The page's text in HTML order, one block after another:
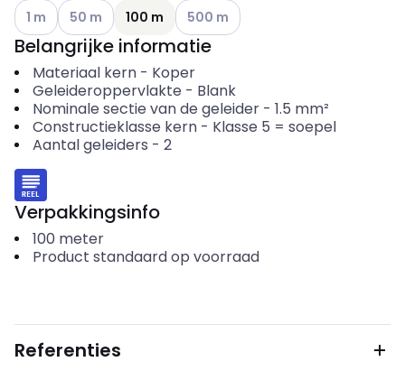
Andere varianten (Huidige combinatie niet mogelijk)
1 m Andere varianten (Huidige combinatie niet mogelijk)
50 m 100 m Andere varianten (Huidige
500 m
Belangrijke informatie
Materiaal kern- Koper
Geleideroppervlakte - Blank
Nominale sectie van de geleider- 1.5 mm²
Constructieklasse kern- Klasse 5 = soepel
Aantal geleiders - 2
Verpakkingsinfo
100 meter
Product standaard op voorraad
Referenties